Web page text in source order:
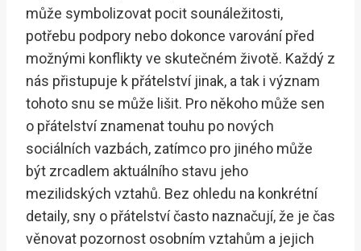
může symbolizovat pocit sounáležitosti,
potřebu podpory nebo dokonce varování před
možnými konflikty ve skutečném životě. Každý z
nás přistupuje k přátelství jinak, a tak i význam
tohoto snu se může lišit. Pro někoho může sen
o přátelství znamenat touhu po nových
sociálních vazbách, zatímco pro jiného může
být zrcadlem aktuálního stavu jeho
mezilidských vztahů. Bez ohledu na konkrétní
detaily, sny o přátelství často naznačují, že je čas
věnovat pozornost osobním vztahům a jejich